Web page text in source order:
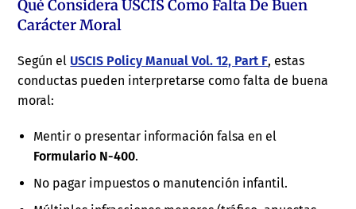
Qué Considera USCIS Como Falta De Buen
Carácter Moral
Según el USCIS Policy Manual Vol. 12, Part F, estas
conductas pueden interpretarse como falta de buena
moral:
Mentir o presentar información falsa en el
Formulario N-400.
No pagar impuestos o manutención infantil.